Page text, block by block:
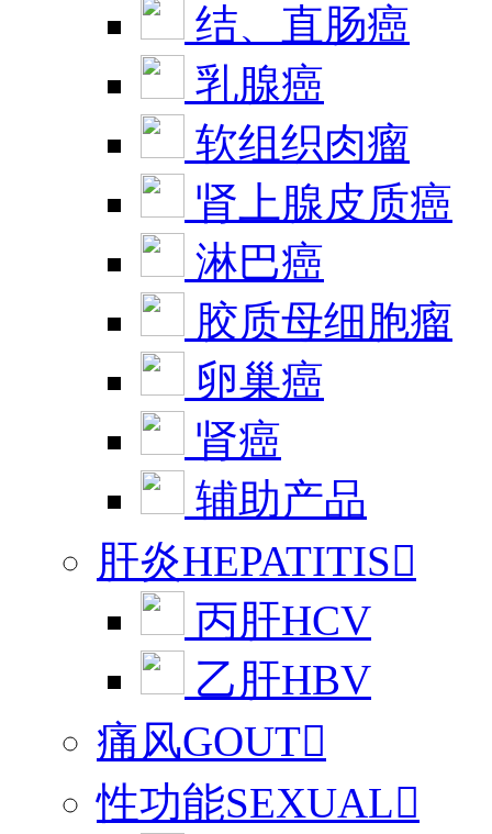
结、直肠癌
乳腺癌
软组织肉瘤
肾上腺皮质癌
淋巴癌
胶质母细胞瘤
卵巢癌
肾癌
辅助产品
肝炎HEPATITIS
丙肝HCV
乙肝HBV
痛风GOUT
性功能SEXUAL